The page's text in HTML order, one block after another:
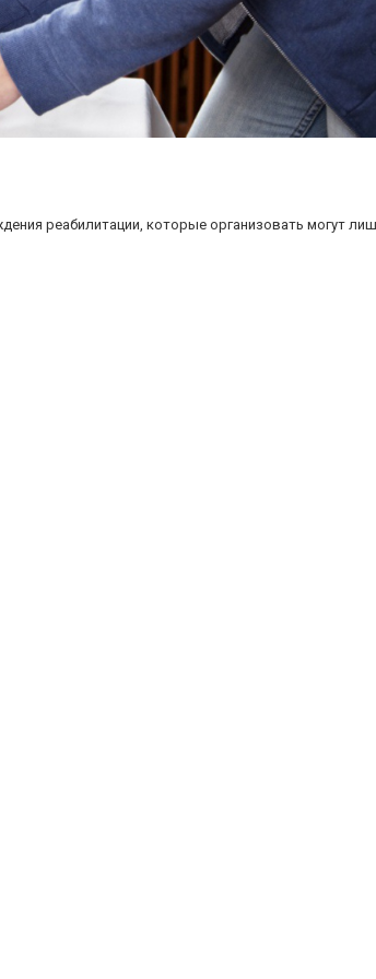
реабилитации, которые организовать могут